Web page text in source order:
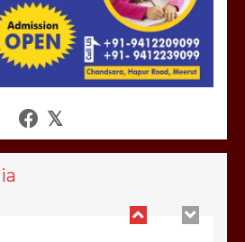
रखने पर लात मार कर होलिका को किया
,कहा अगर रखी गई होली तो होगा खून